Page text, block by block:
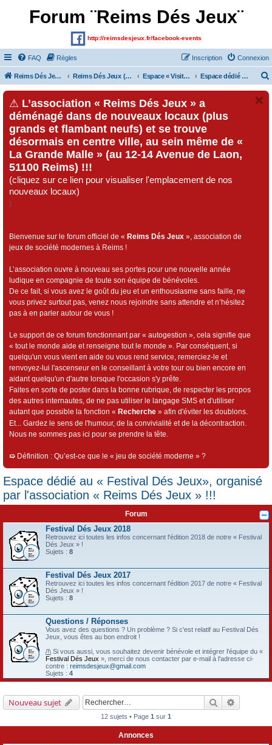
Forum ¨Reims Dés Jeux¨
http://reimsdesjeux.fr/facebook-events
FAQ Règles Connexion
Inscription
Reims Dés Jeux (Site) Reims Dés Jeux (Forum) Espace « Visiteurs » et inscrits au forum Espace dédié au « Festival Dés Jeux», organisé par l'association « Reims Dés Jeux » !!!
⚠ L’association « Reims Dés Jeux » a
déménagé dans de nouveaux locaux (plus
grands et flambant neufs) et se trouve
désormais en centre ville, au sein même de «
La Grande Malle » (au 12-14 Avenue de Laon,
51100 Reims) !!!
(cliquez sur ce lien pour visualiser l'emplacement de nos
nouveaux locaux)
)
Bienvenue sur le forum officiel de « Reims Dés Jeux », association de
jeux de société modernes à Reims !
L’association ouvre à nouveau ses portes pour une nouvelle année
ludique en compagnie de toute son équipe de bénévoles.
De ce fait, si vous avez le goût du jeu et un enthousiasme sans faille, ne
vous privez surtout pas, venez nous rejoindre sans attendre et n’hésitez
pas à en parler autour de vous !
Le support de ce forum fonctionnant par « autogestion », cela signifie que
« tout le monde aide et renseigne tout le monde ». Par conséquent, si
quelqu'un vous vient en aide ou vous rend service, remerciez-le et
renvoyez-lui l'ascenseur en le conseillant à votre tour ou bien encore en
aidant quelqu'un d'autre lorsque l'occasion s'y prête.
Faites en sorte de poster dans la bonne rubrique, de respecter les propos
des autres internautes, de ne pas utiliser le langage SMS et d'utiliser
autant que possible la fonction « Recherche » afin d'éviter les doublons.
Et... Gardez le sens de l'humour, de la convivialité et de la décontraction.
Nous ne sommes pas ici pour se prendre la tête.
➯ Définition : Qu’est-ce que le « jeu de société moderne » ?
Espace dédié au « Festival Dés Jeux», organisé
par l'association « Reims Dés Jeux » !!!
Forum
Festival Dés Jeux 2018
Retrouvez ici toutes les infos concernant l'édition 2018 de notre « Festival
Dés Jeux » !
Sujets : 8
Festival Dés Jeux 2017
Retrouvez ici toutes les infos concernant l'édition 2017 de notre « Festival
Dés Jeux » !
Sujets : 8
Questions / Réponses
Vous avez des questions ? Un problème ? Si c'est relatif au Festival Dés
Jeux, vous êtes au bon endroit !
/!\ Si vous aussi, vous souhaitez devenir bénévole et intégrer l'équipe du «
Festival Dés Jeux », merci de nous contacter par e-mail à l'adresse ci-
contre : reimsdesjeux@gmail.com
Sujets : 4
Nouveau sujet Rechercher
12 sujets • Page 1 sur 1
Annonces